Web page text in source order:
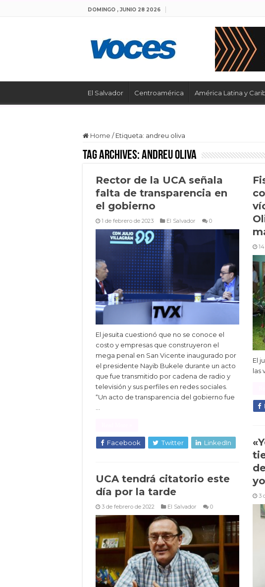
DOMINGO , JUNIO 28 2026
El Salvador Centroamérica América Latina y
Home / Etiqueta: andreu oliva
Tag Archives:andreu oliva
Rector de la UCA señala
falta de transparencia en
el gobierno
1 de febrero de 2023 El Salvador 0
El jesuita cuestionó que no se conoce el
costo y empresas que construyeron el
mega penal en San Vicente inaugurado por
el presidente Nayib Bukele durante un acto
que fue transmitido por cadena de radio y
televisión y sus perfiles en redes sociales.
“Un acto de transparencia del gobierno fue
Facebook Twitter LinkedIn
El
las
3
UCA tendrá citatorio este
día por la tarde
3 de febrero de 2022 El Salvador 0